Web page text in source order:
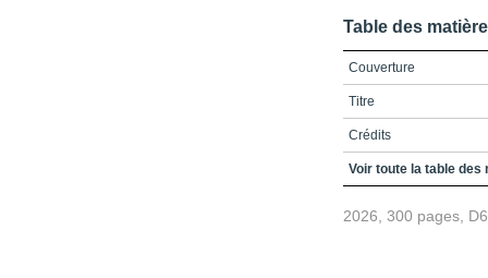
Table des
Couverture
Titre
Crédits
Préface
Voir toute la table des
2026, 300 pages,